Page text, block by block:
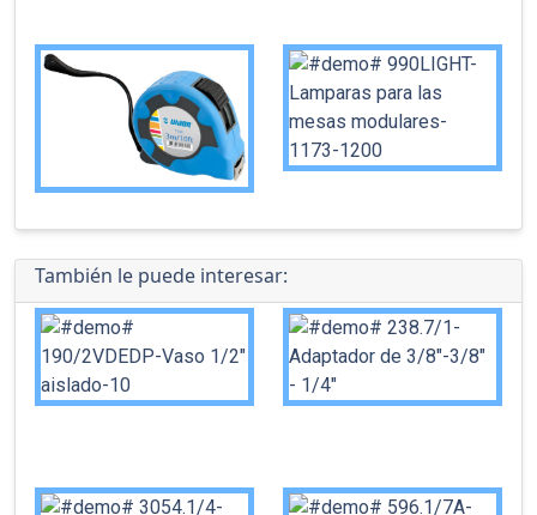
También le puede interesar: